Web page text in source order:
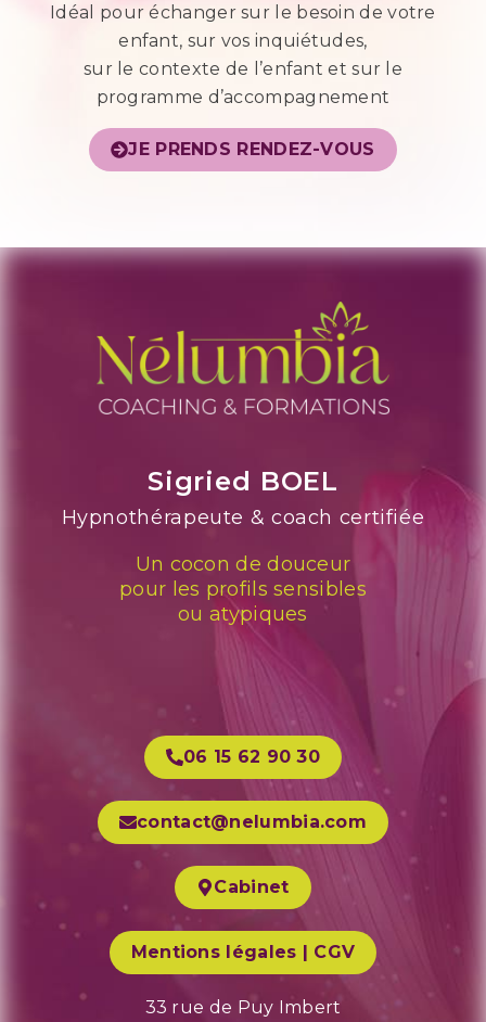
Idéal pour échanger sur le besoin de votre
enfant, sur vos inquiétudes,
sur le contexte de l’enfant et sur le
programme d’accompagnement
JE PRENDS RENDEZ-VOUS
Sigried BOEL
Hypnothérapeute & coach certifiée
Un cocon de douceur
pour les profils sensibles
ou atypiques
06 15 62 90 30
contact@nelumbia.com
Cabinet
Mentions légales | CGV
33 rue de Puy Imbert